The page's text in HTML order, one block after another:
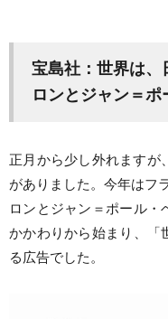
宝島社：世界は
ロンとジャン＝
正月から少し外れますが
がありました。今年はフ
ロンとジャン＝ポール・
かかわりから始まり、「
る広告でした。